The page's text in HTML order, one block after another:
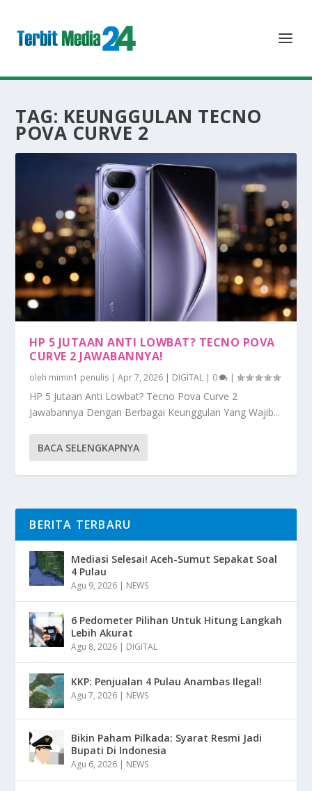
TAG: KEUNGGULAN TECNO
POVA CURVE 2
HP 5 JUTAAN ANTI LOWBAT? TECNO POVA
CURVE 2 JAWABANNYA!
oleh mimin1 penulis |Apr 7, 2026 | DIGITAL | 0 |
HP 5 Jutaan Anti Lowbat? Tecno Pova Curve 2
Jawabannya Dengan Berbagai Keunggulan Yang Wajib...
BACA SELENGKAPNYA
BERITA TERBARU
Mediasi Selesai! Aceh-Sumut Sepakat Soal
4 Pulau
Agu 9, 2026 | NEWS
6 Pedometer Pilihan Untuk Hitung Langkah
Lebih Akurat
Agu 8, 2026 | DIGITAL
KKP: Penjualan 4 Pulau Anambas Ilegal!
Agu 7, 2026 | NEWS
Bikin Paham Pilkada: Syarat Resmi Jadi
Bupati Di Indonesia
Agu 6, 2026 | NEWS